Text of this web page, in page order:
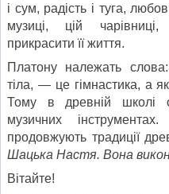
і сум, радість і туга,
музиці, цій
прикрасити її життя.
Платону належать
тіла, — це гімнастика, а
Тому в древній школі
музичних
продовжують традиції
Шацька Настя. Вона
Вітайте!